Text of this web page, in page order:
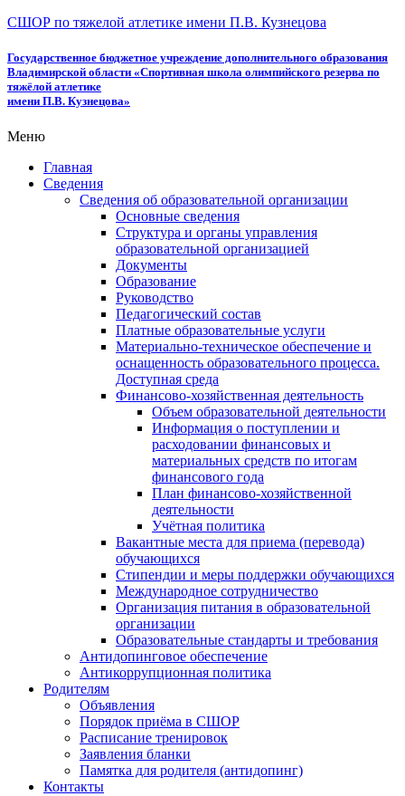
СШОР по тяжелой атлетике имени П.В. Кузнецова
Государственное бюджетное учреждение дополнительного образования
Владимирской области «Спортивная школа олимпийского резерва по
тяжёлой атлетике
имени П.В. Кузнецова»
Меню
Главная
Сведения
Сведения об образовательной организации
Основные сведения
Структура и органы управления
образовательной организацией
Документы
Образование
Руководство
Педагогический состав
Платные образовательные услуги
Материально-техническое обеспечение и
оснащенность образовательного процесса.
Доступная среда
Финансово-хозяйственная деятельность
Объем образовательной деятельности
Информация о поступлении и
расходовании финансовых и
материальных средств по итогам
финансового года
План финансово-хозяйственной
деятельности
Учётная политика
Вакантные места для приема (перевода)
обучающихся
Стипендии и меры поддержки обучающихся
Международное сотрудничество
Организация питания в образовательной
организации
Образовательные стандарты и требования
Антидопинговое обеспечение
Антикоррупционная политика
Родителям
Объявления
Порядок приёма в СШОР
Расписание тренировок
Заявления бланки
Памятка для родителя (антидопинг)
Контакты